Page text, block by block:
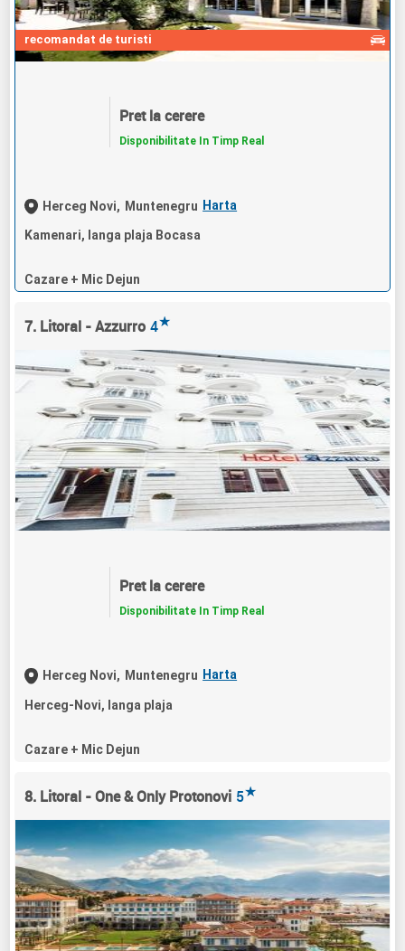
recomandat de turisti
Pret la cerere
Disponibilitate In Timp Real
Herceg Novi, Muntenegru Harta
Kamenari, langa plaja Bocasa
Cazare + Mic Dejun
7. Litoral - Azzurro 4★
Pret la cerere
Disponibilitate In Timp Real
Herceg Novi, Muntenegru Harta
Herceg-Novi, langa plaja
Cazare + Mic Dejun
8. Litoral - One & Only Protonovi 5★